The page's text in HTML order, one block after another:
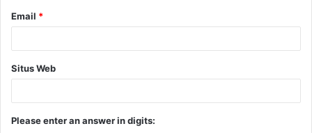
Email *
Situs Web
Please enter an answer in digits: